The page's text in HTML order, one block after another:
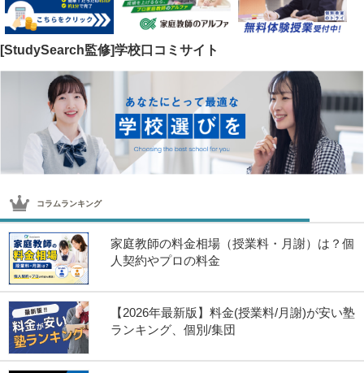
[StudySearch監修]学校口コミサイト
コラムランキング
家庭教師の料金相場（授業料・月謝）は？個
人契約やプロの料金
【2026年最新版】料金(授業料/月謝)が安い塾
ランキング、個別/集団